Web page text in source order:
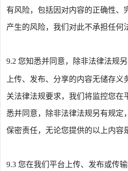
有风险，包括因对内容的正确性、
产生的风险，我们对此不承担任何
9.2 您知悉并同意，除非法律法规
上传、发布、分享的内容无储存义
关法律法规要求，我们将监控您在
悉并同意，除非法律法规另有规定
保密责任，无论您提供的以上内容
9.3您在我们平台上传、发布或传